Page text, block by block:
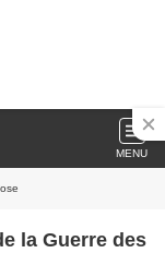
MENU
la Guerre des